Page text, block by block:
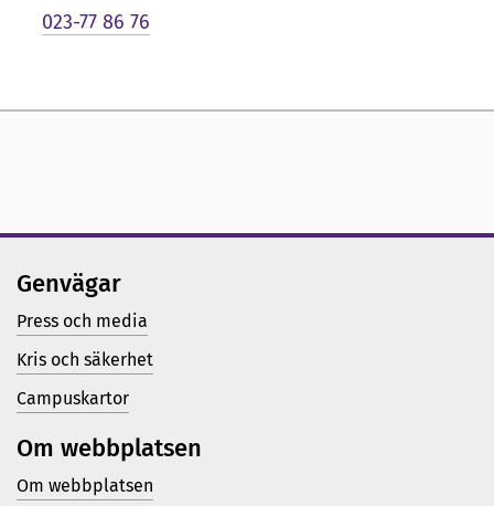
p
s
e
n
t
a
t
i
023-77 86 76
Genvägar
Press och media
Kris och säkerhet
Campuskartor
Om webbplatsen
Om webbplatsen